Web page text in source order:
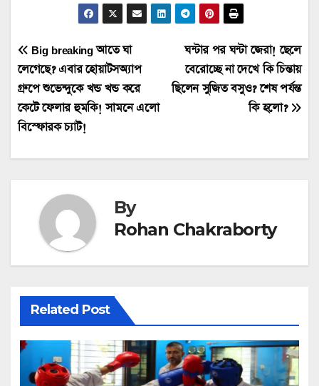
Post
navigation
ঘন্টার পর ঘন্টা জেরা! ছেলে
বেরোচ্ছে না দেখে কি চিন্তায়
ছিলেন সুজিত বসুও? শেষ পর্যন্ত
কি হলো?
Big breaking আতে ঘা
লেগেছে? এবার হোয়াটসঅ্যাপ
গ্রুপে শুভেন্দুকে খন্ড খন্ড করে
কেটে ফেলার হুমকি! সামনে এলো
বিস্ফোরক চ্যাট!
By
Rohan Chakraborty
Related Post